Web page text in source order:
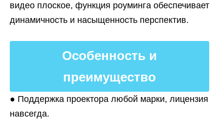
видео плоское, функция роуминга обеспечивает
динамичность и насыщенность перспектив.
Особенность и
преимущество
● Поддержка проектора любой марки, лицензия
навсегда.